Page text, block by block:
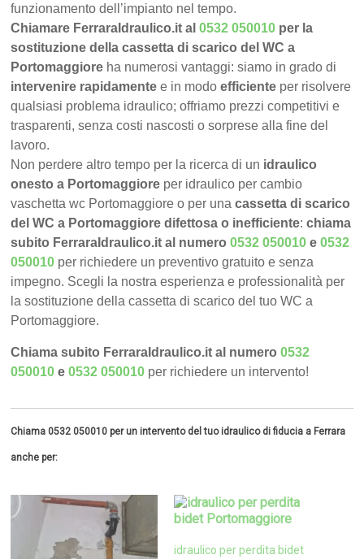
funzionamento dell’impianto nel tempo.
Chiamare FerraraIdraulico.it al0532 050010 per la
sostituzione della cassetta di scarico del WC a
Portomaggiore ha numerosi vantaggi: siamo in grado di
intervenire rapidamente e in modoefficiente per risolvere
qualsiasi problema idraulico; offriamo prezzi competitivi e
trasparenti, senza costi nascosti o sorprese alla fine del
lavoro.
Non perdere altro tempo per la ricerca di un idraulico
onesto a Portomaggiore per idraulico per cambio
vaschetta wc Portomaggiore o per unacassetta di scarico
del WC a Portomaggiore difettosa o inefficiente:chiama
subito FerraraIdraulico.it al numero0532 050010 e0532
050010 per richiedere un preventivo gratuito e senza
impegno. Scegli la nostra esperienza e professionalità per
la sostituzione della cassetta di scarico del tuo WC a
Portomaggiore.
Chiama subito FerraraIdraulico.it al numero0532
050010 e0532 050010 per richiedere un intervento!
Chiama 0532 050010 per un intervento del tuo idraulico di fiducia a Ferrara
anche per:
idraulico per perdita bidet